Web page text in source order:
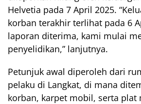
Helvetia pada 7 April 2025.
korban terakhir terlihat pada 6
laporan diterima, kami mulai
penyelidikan,” lanjutnya.
Petunjuk awal diperoleh dari
pelaku di Langkat, di mana
korban, karpet mobil, serta plat